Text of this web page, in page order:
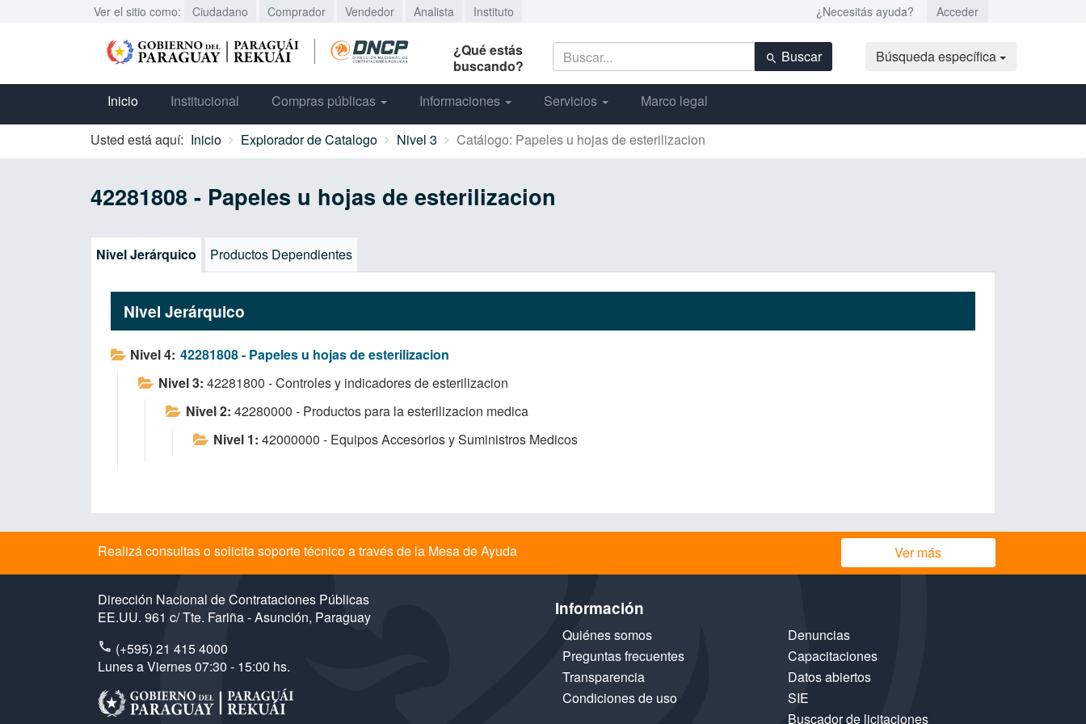
Ver el sitio como: Ciudadano Comprador Vendedor Analista Instituto ¿Necesitás ayuda? Acceder
¿Qué estás
buscando?
Buscar Búsqueda específica
Inicio Institucional Compras públicas Informaciones Servicios Marco legal
Usted está aquí: Inicio Explorador de Catalogo Nivel 3 Catálogo: Papeles u hojas de esterilizacion
42281808 - Papeles u hojas de esterilizacion
Nivel Jerárquico Productos Dependientes
Nivel Jerárquico
Nivel 4: 42281808 - Papeles u hojas de esterilizacion
Nivel 3: 42281800 - Controles y indicadores de esterilizacion
Nivel 2: 42280000 - Productos para la esterilizacion medica
Nivel 1: 42000000 - Equipos Accesorios y Suministros Medicos
Realizá consultas o solicita soporte técnico a través de la Mesa de Ayuda Ver más
Dirección Nacional de Contrataciones Públicas
EE.UU. 961 c/ Tte. Fariña - Asunción, Paraguay
(+595) 21 415 4000
Lunes a Viernes 07:30 - 15:00 hs.
Información
Quiénes somos
Preguntas frecuentes
Transparencia
Condiciones de uso
Denuncias
Capacitaciones
Datos abiertos
SIE
Buscador de licitaciones